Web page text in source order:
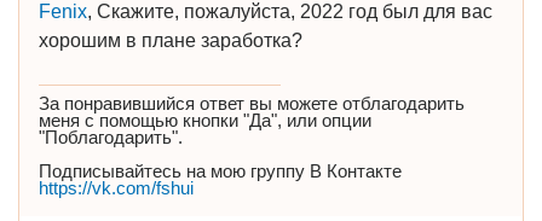
Fenix, Скажите, пожалуйста, 2022 год был для вас
хорошим в плане заработка?
За понравившийся ответ вы можете отблагодарить
меня с помощью кнопки "Да", или опции
"Поблагодарить".
Подписывайтесь на мою группу В Контакте
https://vk.com/fshui